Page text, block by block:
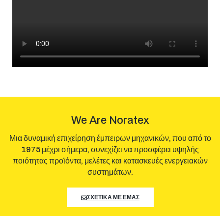
We Are Noratex
Μια δυναμική επιχείρηση έμπειρων μηχανικών, που από το
1975 μέχρι σήμερα, συνεχίζει να προσφέρει υψηλής
ποιότητας προϊόντα, μελέτες και κατασκευές ενεργειακών
συστημάτων.
ΣΧΕΤΙΚΑ ΜΕ ΕΜΑΣ